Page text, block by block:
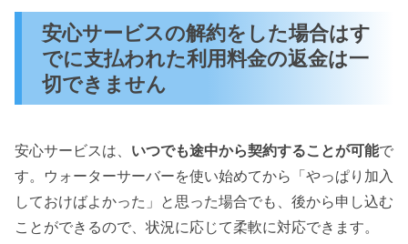
安心サービスの解約をした場合はす
でに支払われた利用料金の返金は一
切できません
安心サービスは、 いつでも途中から契約することが可能で
す。ウォーターサーバーを使い始めてから「やっぱり加入
しておけばよかった」と思った場合でも、後から申し込む
ことができるので、状況に応じて柔軟に対応できます。